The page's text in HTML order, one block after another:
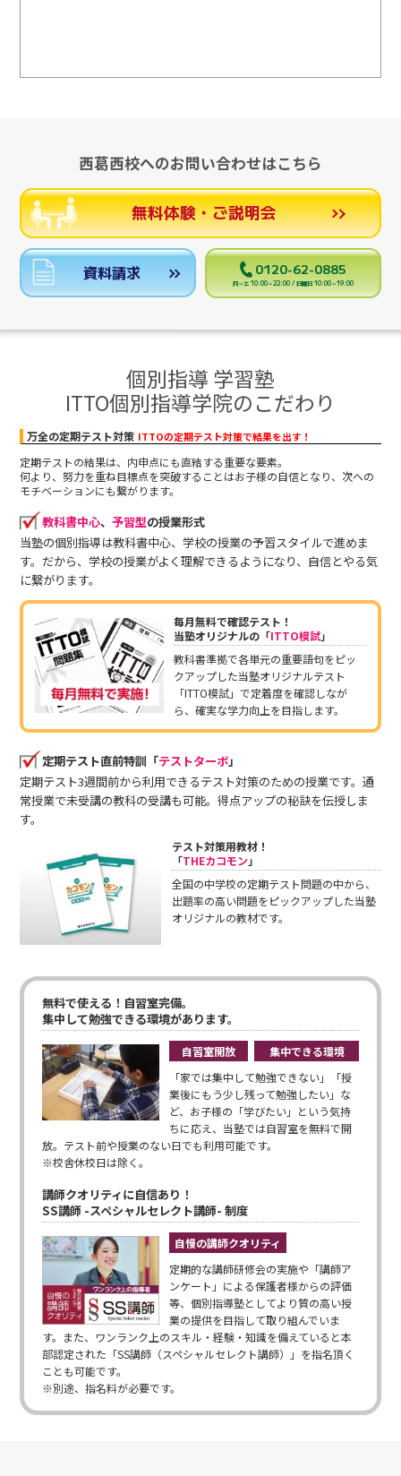
西葛西校へのお問い合わせはこちら
無料体験・ご説明会
資料請求 0120-62-0885
月～土 10:00～22:00 / 日曜日 10:00～19:00
個別指導 学習塾
ITTO個別指導学院のこだわり
万全の定期テスト対策 ITTOの定期テスト対策で結果を出す！
定期テストの結果は、内申点にも直結する重要な要素。
何より、努力を重ね目標点を突破することはお子様の自信となり、次への
モチベーションにも繋がります。
教科書中心、 予習型の授業形式
当塾の個別指導は教科書中心、学校の授業の予習スタイルで進めま
す。だから、学校の授業がよく理解できるようになり、自信とやる気
に繋がります。
毎月無料で確認テスト！
当塾オリジナルの「ITTO模試」
教科書準拠で各単元の重要語句をピッ
クアップした当塾オリジナルテスト
「ITTO模試」で定着度を確認しなが
ら、確実な学力向上を目指します。
定期テスト直前特訓「テストターボ」
定期テスト3週間前から利用できるテスト対策のための授業です。通
常授業で未受講の教科の受講も可能。得点アップの秘訣を伝授しま
す。
テスト対策用教材！
「THEカコモン」
全国の中学校の定期テスト問題の中から、
出題率の高い問題をピックアップした当塾
オリジナルの教材です。
無料で使える！自習室完備。
集中して勉強できる環境があります。
自習室開放
集中できる環境
「家では集中して勉強できない」「授
業後にもう少し残って勉強したい」な
ど、お子様の「学びたい」という気持
ちに応え、当塾では自習室を無料で開
放。テスト前や授業のない日でも利用可能です。
※校舎休校日は除く。
講師クオリティに自信あり！
SS講師 -スペシャルセレクト講師- 制度
自慢の講師クオリティ
定期的な講師研修会の実施や「講師ア
ンケート」による保護者様からの評価
等、個別指導塾としてより質の高い授
業の提供を目指して取り組んでいま
す。また、ワンランク上のスキル・経験・知識を備えていると本
部認定された「SS講師（スペシャルセレクト講師）」を指名頂く
ことも可能です。
※別途、指名料が必要です。